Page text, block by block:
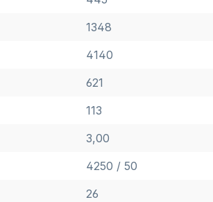
1348
4140
621
113
3,00
4250 / 50
26